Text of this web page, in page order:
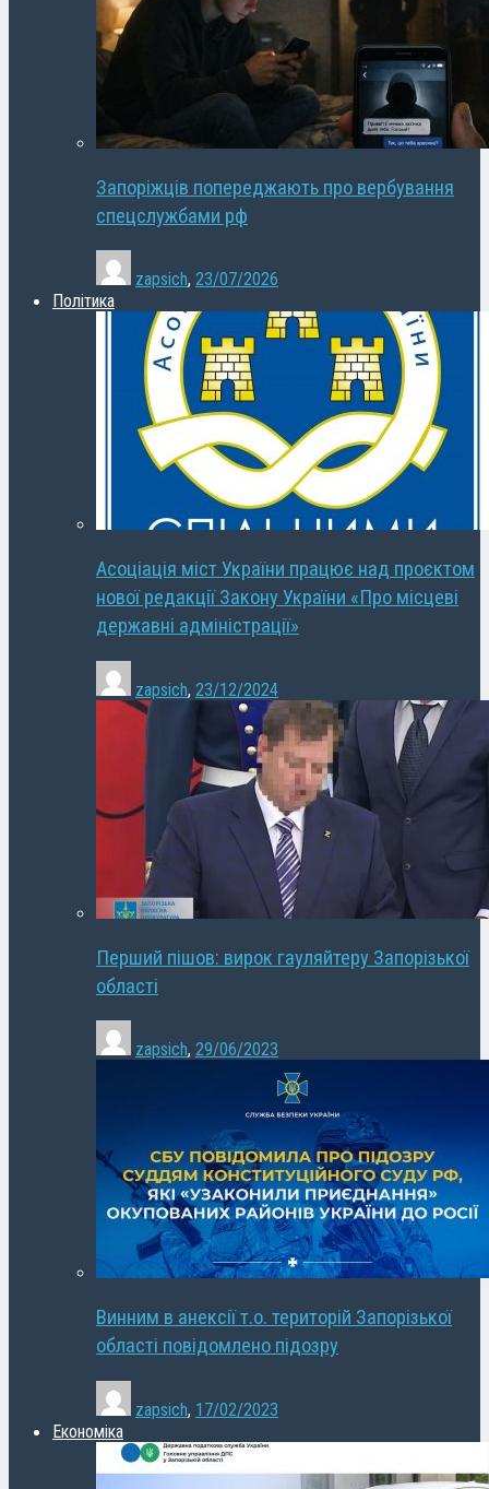
Запоріжців попереджають про вербування
спецслужбами рф
zapsich, 23/07/2026
Політика
Асоціація міст України працює над проєктом
нової редакції Закону України «Про місцеві
державні адміністрації»
zapsich, 23/12/2024
Перший пішов: вирок гауляйтеру Запорізької
області
zapsich, 29/06/2023
Винним в анексії т.о. територій Запорізької
області повідомлено підозру
zapsich, 17/02/2023
Економіка